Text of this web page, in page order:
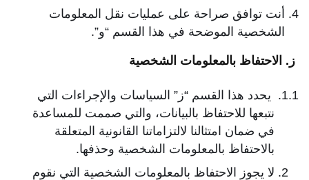
أنت توافق صراحة على عمليات نقل المعلومات
الشخصية الموضحة في هذا القسم “و”.
ز. الاحتفاظ بالمعلومات الشخصية
يحدد هذا القسم “ز” السياسات والإجراءات التي
نتبعها للاحتفاظ بالبيانات، والتي صممت للمساعدة
في ضمان امتثالنا لالتزاماتنا القانونية المتعلقة
بالاحتفاظ بالمعلومات الشخصية وحذفها.
لا يجوز الاحتفاظ بالمعلومات الشخصية التي نقوم